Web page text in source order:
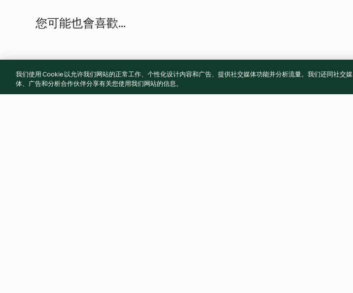
您可能也會喜歡...
我们使用 Cookie 以允许我们网站的正常工作、个性化设计内容和广告、提供社交媒体功能并分析流量。我们还同社交媒
体、广告和分析合作伙伴分享有关您使用我们网站的信息。